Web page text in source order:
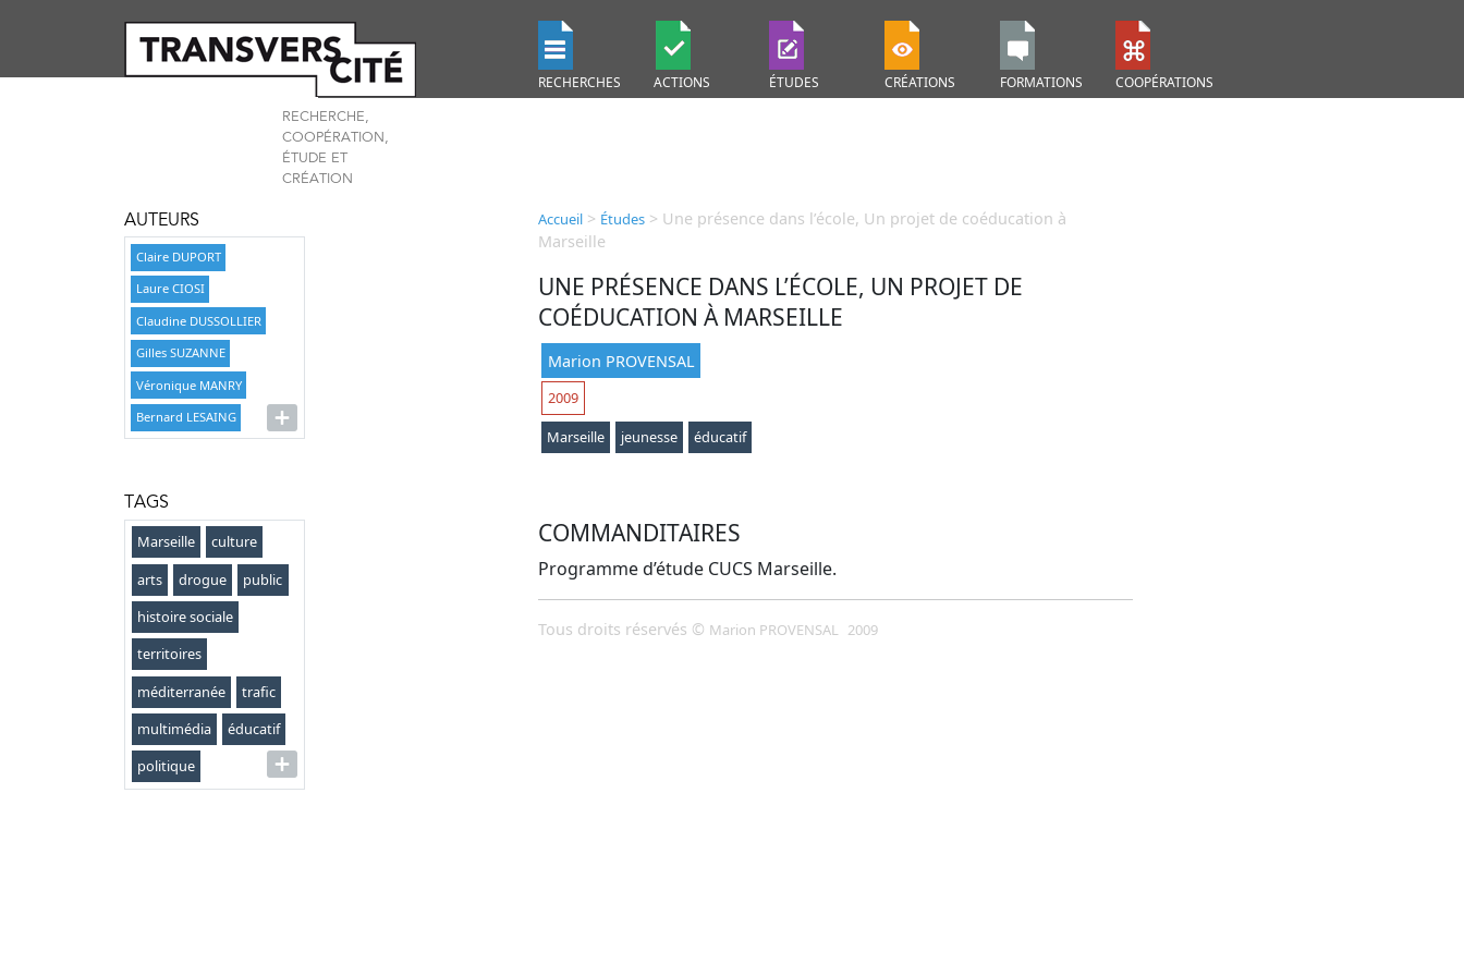
RECHERCHES ACTIONS ÉTUDES CRÉATIONS FORMATIONS COOPÉRATIONS
RECHERCHE,
COOPÉRATION,
ÉTUDE ET
CRÉATION
AUTEURS
Claire DUPORT
Laure CIOSI
Claudine DUSSOLLIER
Gilles SUZANNE
Véronique MANRY
Bernard LESAING
TAGS
Marseille
culture
arts
drogue
public
histoire sociale
territoires
méditerranée
trafic
multimédia
éducatif
politique
Accueil > Études > Une présence dans l’école, Un projet de coéducation à
Marseille
UNE PRÉSENCE DANS L’ÉCOLE, UN PROJET DE
COÉDUCATION À MARSEILLE
Marion PROVENSAL
2009
Marseille
jeunesse éducatif
COMMANDITAIRES
Programme d’étude CUCS Marseille.
Tous droits réservés © Marion PROVENSAL 2009